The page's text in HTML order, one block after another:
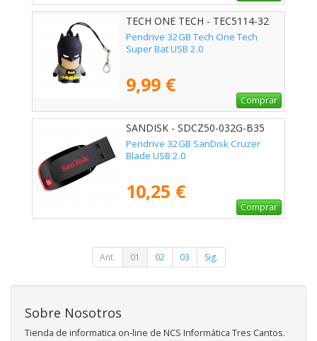
TECH ONE TECH - TEC5114-32
Pendrive 32GB Tech One Tech
Super Bat USB 2.0
9,99 €
Comprar
SANDISK - SDCZ50-032G-B35
Pendrive 32GB SanDisk Cruzer
Blade USB 2.0
10,25 €
Comprar
Ant. 01 02 03 Sig.
Sobre Nosotros
Tienda de informatica on-line de NCS Informática Tres Cantos.